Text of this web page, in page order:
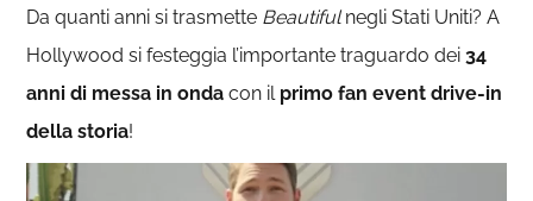
Da quanti anni si trasmette Beautifulnegli Stati Uniti? A
Hollywood si festeggia l’importante traguardo dei34
anni di messa in ondacon il primo fan event drive-in
della storia!